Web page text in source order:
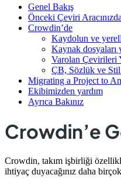
Genel Bakış
Önceki Çeviri Aracınızda
Crowdin’de
Kaydolun ve
Kaynak dosyaları
Varolan Çevirileri
ÇB, Sözlük ve
Migrating a Project to
Ekibimizden yardım
Ayrıca Bakınız
Crowdin’e
Crowdin, takım işbirliği
ihtiyaç duyacağınız daha